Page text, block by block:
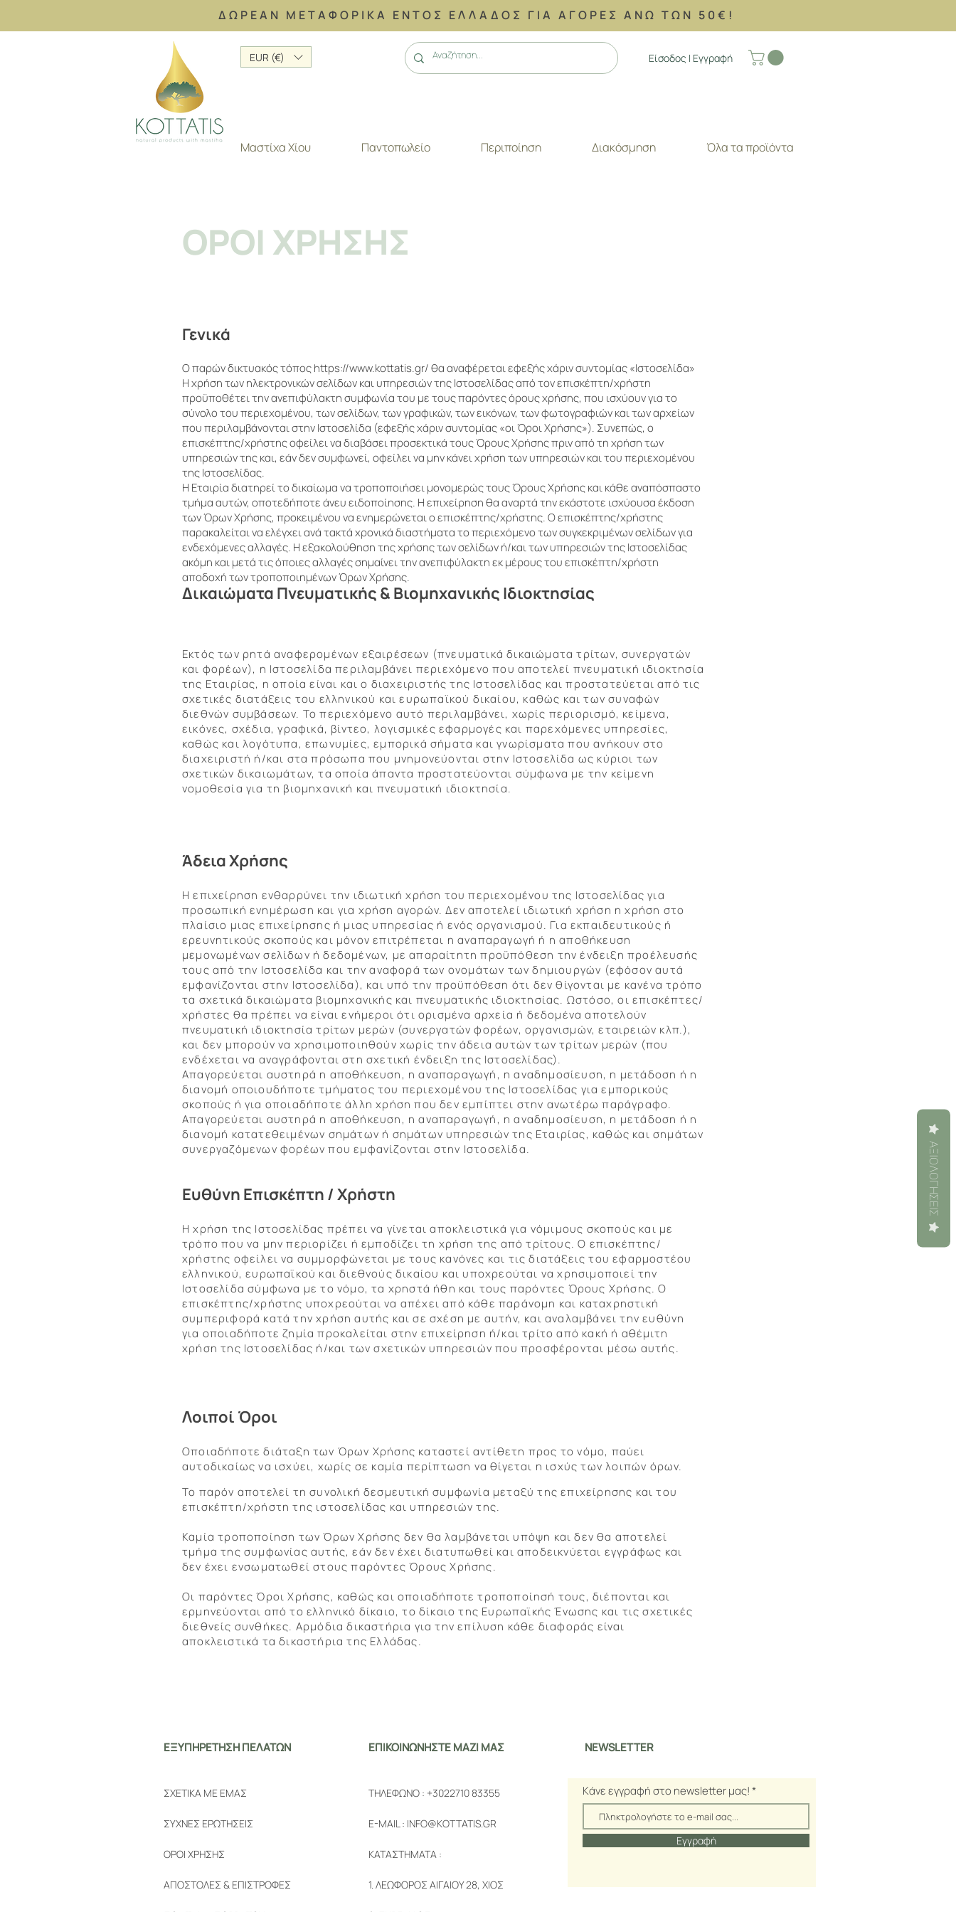
ΔΩΡΕΑΝ ΜΕΤΑΦΟΡΙΚΑ ΕΝΤΟΣ ΕΛΛΑΔΟΣ ΓΙΑ ΑΓΟΡΕΣ ΑΝΩ ΤΩΝ 50€!
Είσοδος | Εγγραφή
Μαστίχα Χίου Παντοπωλείο Περιποίηση Διακόσμηση Όλα τα προϊόντα
EUR (€)
ΟΡΟΙ ΧΡΗΣΗΣ
Γενικά
O παρών δικτυακός τόποςhttps://www.kottatis.gr/θα αναφέρεται εφεξής χάριν συντομίας «Ιστοσελίδα»
Η χρήση των ηλεκτρονικών σελίδων και υπηρεσιών της Ιστοσελίδας από τον επισκέπτη/χρήστη
προϋποθέτει την ανεπιφύλακτη συμφωνία του με τους παρόντες όρους χρήσης, που ισχύουν για το
σύνολο του περιεχομένου, των σελίδων, των γραφικών, των εικόνων, των φωτογραφιών και των αρχείων
που περιλαμβάνονται στην Ιστοσελίδα (εφεξής χάριν συντομίας «οι Όροι Χρήσης»). Συνεπώς, ο
επισκέπτης/χρήστης οφείλει να διαβάσει προσεκτικά τους Όρους Χρήσης πριν από τη χρήση των
υπηρεσιών της και, εάν δεν συμφωνεί, οφείλει να μην κάνει χρήση των υπηρεσιών και του περιεχομένου
της Ιστοσελίδας.
Η Εταιρία διατηρεί το δικαίωμα να τροποποιήσει μονομερώς τους Όρους Χρήσης και κάθε αναπόσπαστο
τμήμα αυτών, οποτεδήποτε άνευ ειδοποίησης. Η επιχείρηση θα αναρτά την εκάστοτε ισχύουσα έκδοση
των Όρων Χρήσης, προκειμένου να ενημερώνεται ο επισκέπτης/χρήστης. Ο επισκέπτης/χρήστης
παρακαλείται να ελέγχει ανά τακτά χρονικά διαστήματα το περιεχόμενο των συγκεκριμένων σελίδων για
ενδεχόμενες αλλαγές. Η εξακολούθηση της χρήσης των σελίδων ή/και των υπηρεσιών της Ιστοσελίδας
ακόμη και μετά τις όποιες αλλαγές σημαίνει την ανεπιφύλακτη εκ μέρους του επισκέπτη/χρήστη
αποδοχή των τροποποιημένων Όρων Χρήσης.
Δικαιώματα Πνευματικής & Βιομηχανικής Ιδιοκτησίας
Εκτός των ρητά αναφερομένων εξαιρέσεων (πνευματικά δικαιώματα τρίτων, συνεργατών
και φορέων), η Ιστοσελίδα περιλαμβάνει περιεχόμενο που αποτελεί πνευματική ιδιοκτησία
της Εταιρίας, η οποία είναι και ο διαχειριστής της Ιστοσελίδας και προστατεύεται από τις
σχετικές διατάξεις του ελληνικού και ευρωπαϊκού δικαίου, καθώς και των συναφών
διεθνών συμβάσεων. Το περιεχόμενο αυτό περιλαμβάνει, χωρίς περιορισμό, κείμενα,
εικόνες, σχέδια, γραφικά, βίντεο, λογισμικές εφαρμογές και παρεχόμενες υπηρεσίες,
καθώς και λογότυπα, επωνυμίες, εμπορικά σήματα και γνωρίσματα που ανήκουν στο
διαχειριστή ή/και στα πρόσωπα που μνημονεύονται στην Ιστοσελίδα ως κύριοι των
σχετικών δικαιωμάτων, τα οποία άπαντα προστατεύονται σύμφωνα με την κείμενη
νομοθεσία για τη βιομηχανική και πνευματική ιδιοκτησία.
Άδεια Χρήσης
Η επιχείρηση ενθαρρύνει την ιδιωτική χρήση του περιεχομένου της Ιστοσελίδας για
προσωπική ενημέρωση και για χρήση αγορών. Δεν αποτελεί ιδιωτική χρήση η χρήση στο
πλαίσιο μιας επιχείρησης ή μιας υπηρεσίας ή ενός οργανισμού. Για εκπαιδευτικούς ή
ερευνητικούς σκοπούς και μόνον επιτρέπεται η αναπαραγωγή ή η αποθήκευση
μεμονωμένων σελίδων ή δεδομένων, με απαραίτητη προϋπόθεση την ένδειξη προέλευσής
τους από την Ιστοσελίδα και την αναφορά των ονομάτων των δημιουργών (εφόσον αυτά
εμφανίζονται στην Ιστοσελίδα), και υπό την προϋπόθεση ότι δεν θίγονται με κανένα τρόπο
τα σχετικά δικαιώματα βιομηχανικής και πνευματικής ιδιοκτησίας. Ωστόσο, οι επισκέπτες/
χρήστες θα πρέπει να είναι ενήμεροι ότι ορισμένα αρχεία ή δεδομένα αποτελούν
πνευματική ιδιοκτησία τρίτων μερών (συνεργατών φορέων, οργανισμών, εταιρειών κλπ.),
και δεν μπορούν να χρησιμοποιηθούν χωρίς την άδεια αυτών των τρίτων μερών (που
ενδέχεται να αναγράφονται στη σχετική ένδειξη της Ιστοσελίδας).
Απαγορεύεται αυστηρά η αποθήκευση, η αναπαραγωγή, η αναδημοσίευση, η μετάδοση ή η
διανομή οποιουδήποτε τμήματος του περιεχομένου της Ιστοσελίδας για εμπορικούς
σκοπούς ή για οποιαδήποτε άλλη χρήση που δεν εμπίπτει στην ανωτέρω παράγραφο.
Απαγορεύεται αυστηρά η αποθήκευση, η αναπαραγωγή, η αναδημοσίευση, η μετάδοση ή η
διανομή κατατεθειμένων σημάτων ή σημάτων υπηρεσιών της Εταιρίας, καθώς και σημάτων
συνεργαζόμενων φορέων που εμφανίζονται στην Ιστοσελίδα.
Ευθύνη Επισκέπτη / Χρήστη
Η χρήση της Ιστοσελίδας πρέπει να γίνεται αποκλειστικά για νόμιμους σκοπούς και με
τρόπο που να μην περιορίζει ή εμποδίζει τη χρήση της από τρίτους. Ο επισκέπτης/
χρήστης οφείλει να συμμορφώνεται με τους κανόνες και τις διατάξεις του εφαρμοστέου
ελληνικού, ευρωπαϊκού και διεθνούς δικαίου και υποχρεούται να χρησιμοποιεί την
Ιστοσελίδα σύμφωνα με το νόμο, τα χρηστά ήθη και τους παρόντες Όρους Χρήσης. Ο
επισκέπτης/χρήστης υποχρεούται να απέχει από κάθε παράνομη και καταχρηστική
συμπεριφορά κατά την χρήση αυτής και σε σχέση με αυτήν, και αναλαμβάνει την ευθύνη
για οποιαδήποτε ζημία προκαλείται στην επιχείρηση ή/και τρίτο από κακή ή αθέμιτη
χρήση της Ιστοσελίδας ή/και των σχετικών υπηρεσιών που προσφέρονται μέσω αυτής.
Λοιποί Όροι
Οποιαδήποτε διάταξη των Όρων Χρήσης καταστεί αντίθετη προς το νόμο, παύει
αυτοδικαίως να ισχύει, χωρίς σε καμία περίπτωση να θίγεται η ισχύς των λοιπών όρων.
Το παρόν αποτελεί τη συνολική δεσμευτική συμφωνία μεταξύ της επιχείρησης και του
επισκέπτη/χρήστη της ιστοσελίδας και υπηρεσιών της.
Καμία τροποποίηση των Όρων Χρήσης δεν θα λαμβάνεται υπόψη και δεν θα αποτελεί
τμήμα της συμφωνίας αυτής, εάν δεν έχει διατυπωθεί και αποδεικνύεται εγγράφως και
δεν έχει ενσωματωθεί στους παρόντες Όρους Χρήσης.
Οι παρόντες Όροι Χρήσης, καθώς και οποιαδήποτε τροποποίησή τους, διέπονται και
ερμηνεύονται από το ελληνικό δίκαιο, το δίκαιο της Ευρωπαϊκής Ένωσης και τις σχετικές
διεθνείς συνθήκες. Αρμόδια δικαστήρια για την επίλυση κάθε διαφοράς είναι
αποκλειστικά τα δικαστήρια της Ελλάδας.
ΕΞΥΠΗΡΕΤΗΣΗ ΠΕΛΑΤΩΝ
ΣΧΕΤΙΚΑ ΜΕ ΕΜΑΣ
ΣΥΧΝΕΣ ΕΡΩΤΗΣΕΙΣ
ΟΡΟΙ ΧΡΗΣΗΣ
ΑΠΟΣΤΟΛΕΣ & ΕΠΙΣΤΡΟΦΕΣ
ΕΠΙΚΟΙΝΩΝΗΣΤΕ ΜΑΖΙ ΜΑΣ
ΤΗΛΕΦΩΝΟ : +3022710 83355
E-MAIL : INFO@KOTTATIS.GR
ΚΑΤΑΣΤΗΜΑΤΑ :
1. ΛΕΩΦΟΡΟΣ ΑΙΓΑΙΟΥ 28, ΧΙΟΣ
NEWSLETTER
Kάνε εγγραφή στο newsletter μας!
Εγγραφή
ΑΞΙΟΛΟΓΉΣΕΙΣ